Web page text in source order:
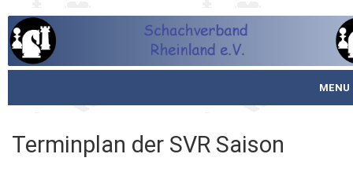
MENU
über den SVR
Terminplan der SVR Saison